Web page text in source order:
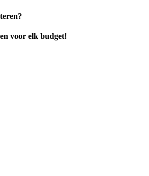
voor elk budget!